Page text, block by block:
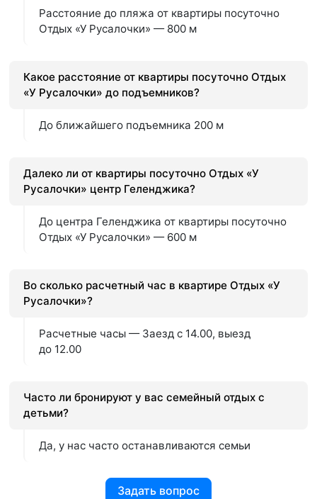
Расстояние до пляжа от квартиры посуточно
Отдых «У Русалочки» — 800 м
Какое расстояние от квартиры посуточно Отдых
«У Русалочки» до подъемников?
До ближайшего подъемника 200 м
Далеко ли от квартиры посуточно Отдых «У
Русалочки» центр Геленджика?
До центра Геленджика от квартиры посуточно
Отдых «У Русалочки» — 600 м
Во сколько расчетный час в квартире Отдых «У
Русалочки»?
Расчетные часы — Заезд с 14.00, выезд
до 12.00
Часто ли бронируют у вас семейный отдых с
детьми?
Да, у нас часто останавливаются семьи
Задать вопрос